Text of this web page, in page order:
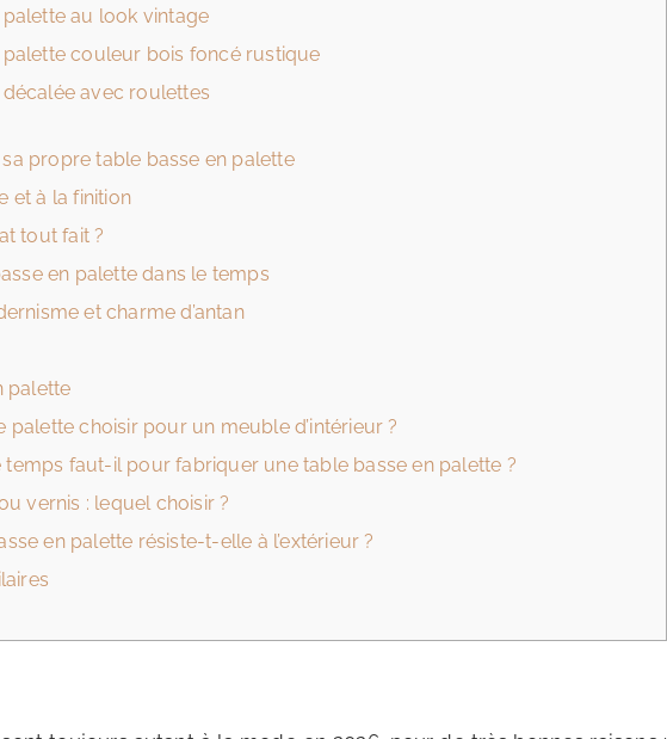
au look vintage
palette couleur bois foncé rustique
avec roulettes
propre table basse en palette
et à la finition
tout fait ?
en palette dans le temps
et charme d’antan
palette
palette choisir pour un meuble d’intérieur ?
temps faut-il pour fabriquer une table basse en palette ?
vernis : lequel choisir ?
en palette résiste-t-elle à l’extérieur ?